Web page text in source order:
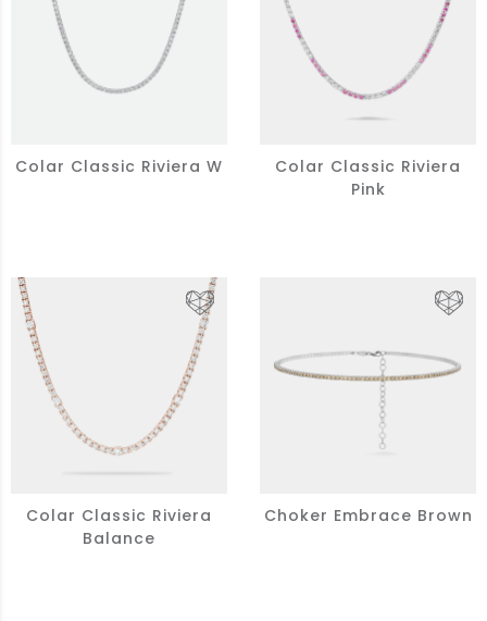
Colar Classic Riviera W
Colar Classic Riviera
Pink
Colar Classic Riviera
Balance
Choker Embrace Brown